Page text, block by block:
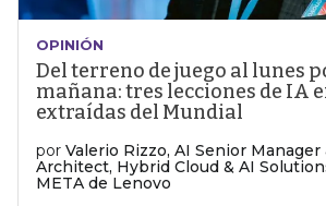
OPINIÓN
Del terreno de juego al lunes
mañana: tres lecciones de IA
extraídas del Mundial
por Valerio Rizzo, AI Senior Manager
Architect, Hybrid Cloud & AI
META de Lenovo